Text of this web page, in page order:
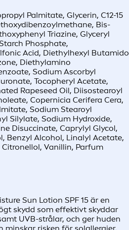
Palmitate, Glycerin, C12-15
Bis-
Triazine, Glyceryl
Phosphate,
Acid, Diethylhexyl Butamido
Diethylamino
Sodium Ascorbyl
Tocopheryl Acetate,
Rapeseed Oil, Diisostearoyl
Copernicia Cerifera Cera,
Sodium Stearoyl
Silylate, Sodium Hydroxide,
Disuccinate, Caprylyl Glycol,
Benzyl Alcohol, Linalyl Acetate,
Vanillin, Parfum
Sun Lotion SPF 15 är en
skydd som effektivt skyddar
UVB-strålar, och ger huden